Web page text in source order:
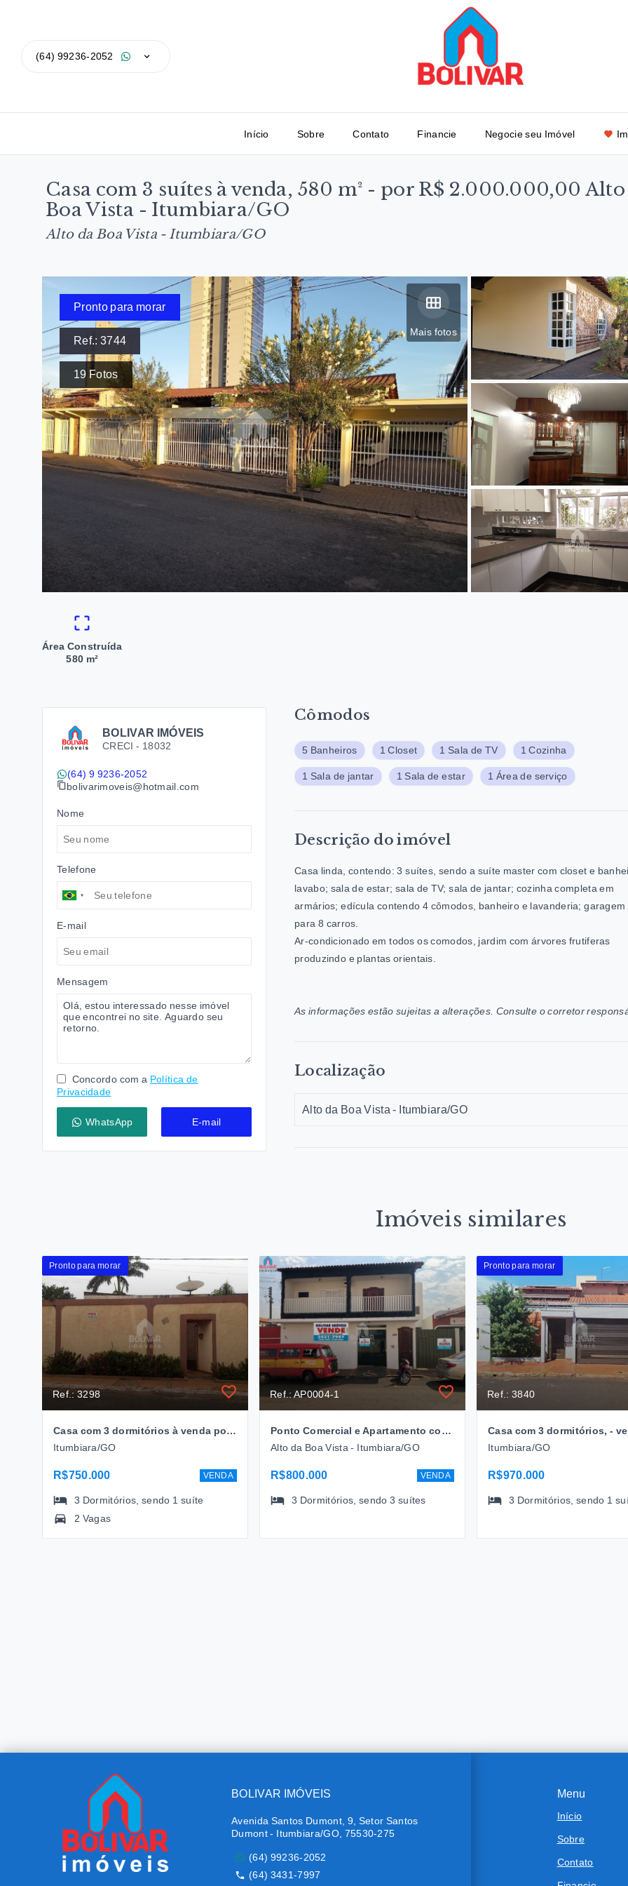
(64) 99236-2052
Início Sobre Contato Financie Negocie seu Imóvel
Casa com 3 suítes à venda, 580 m² - por R$ 2.000.000,00
Boa Vista - Itumbiara/GO
Alto da Boa Vista - Itumbiara/GO
Mais fotos
Pronto para morar
Ref.:3744
19 Fotos
Área Construída
580 m²
BOLIVAR IMÓVEIS
CRECI - 18032
(64) 9 9236-2052
bolivarimoveis@hotmail.com
Nome
Telefone
E-mail
Mensagem
Concordo com a Política de
Privacidade
WhatsApp E-mail
Cômodos
5 Banheiros 1 Closet 1 Sala de TV 1 Cozinha
1 Sala de jantar 1 Sala de estar 1 Área de serviço
Descrição do imóvel
Casa linda, contendo: 3 suítes, sendo a suíte master com closet e
lavabo; sala de estar; sala de TV; sala de jantar; cozinha completa em
armários; edícula contendo 4 cômodos, banheiro e lavanderia; garagem
para 8 carros.
Ar-condicionado em todos os comodos, jardim com árvores frutiferas
produzindo e plantas orientais.
As informações estão sujeitas a alterações. Consulte o corretor
Localização
Alto da Boa Vista - Itumbiara/GO
Imóveis similares
Pronto para morar
Ref.: 3298
Casa com 3 dormitórios à venda por R$ 750.000 - Alto da Boa Vista - Itumbiara/GO
Itumbiara/GO
R$750.000 VENDA
3 Dormitórios , sendo 1 suíte
2 Vagas
Ref.: AP0004-1
Ponto Comercial e Apartamento com 3 dormitórios, 12 m² - venda por R$ 800.000,00 ou aluguel por R$ 4.000,00/mês - Alto da Boa Vista - Itumbiara/GO
Alto da Boa Vista - Itumbiara/GO
R$800.000 VENDA
3 Dormitórios , sendo3 suítes
Pronto para morar
Ref.: 3840
Itumbiara/GO
R$970.000
3 Dormitórios , sendo 1
Menu
Início
Sobre
Contato
BOLIVAR IMÓVEIS
Avenida Santos Dumont, 9, Setor Santos
Dumont - Itumbiara/GO, 75530-275
(64) 99236-2052
(64) 3431-7997